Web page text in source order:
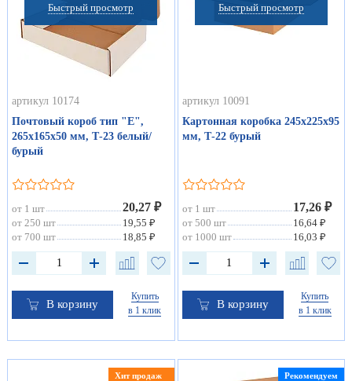
Быстрый просмотр
артикул 10174
Почтовый короб тип "Е",
265х165х50 мм, Т-23 белый/
бурый
от 1 шт 20,27 ₽
от 250 шт
19,55 ₽
от 700 шт
18,85 ₽
В корзину
Купить
в 1 клик
Быстрый просмотр
артикул 10091
Картонная коробка 245х225х95
мм, Т-22 бурый
от 1 шт 17,26 ₽
от 500 шт
16,64 ₽
от 1000 шт
16,03 ₽
В корзину
Купить
в 1 клик
Хит продаж
Рекомендуем